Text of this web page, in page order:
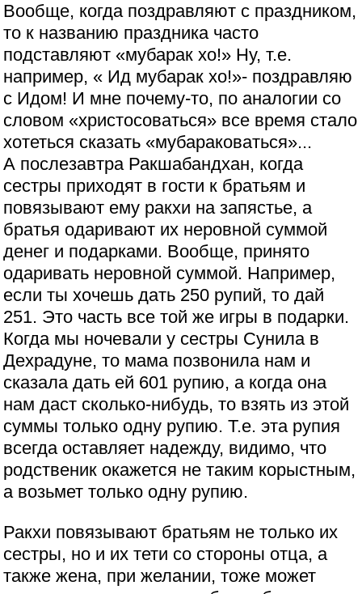
Вообще, когда поздравляют с праздником,
то к названию праздника часто
подставляют «мубарак хо!» Ну, т.е.
например, « Ид мубарак хо!»- поздравляю
с Идом! И мне почему-то, по аналогии со
словом «христосоваться» все время стало
хотеться сказать «мубараковаться»...
А послезавтра Ракшабандхан, когда
сестры приходят в гости к братьям и
повязывают ему ракхи на запястье, а
братья одаривают их неровной суммой
денег и подарками. Вообще, принято
одаривать неровной суммой. Например,
если ты хочешь дать 250 рупий, то дай
251. Это часть все той же игры в подарки.
Когда мы ночевали у сестры Сунила в
Дехрадуне, то мама позвонила нам и
сказала дать ей 601 рупию, а когда она
нам даст сколько-нибудь, то взять из этой
суммы только одну рупию. Т.е. эта рупия
всегда оставляет надежду, видимо, что
родственик окажется не таким корыстным,
а возьмет только одну рупию.
Ракхи повязывают братьям не только их
сестры, но и их тети со стороны отца, а
также жена, при желании, тоже может